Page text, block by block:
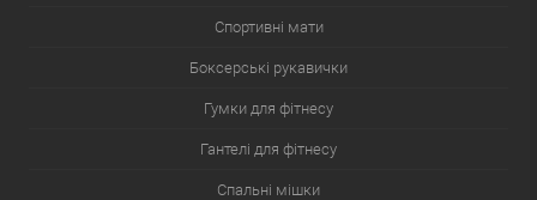
Спортивні мати
Боксерські рукавички
Гумки для фітнесу
Гантелі для фітнесу
Спальні мішки